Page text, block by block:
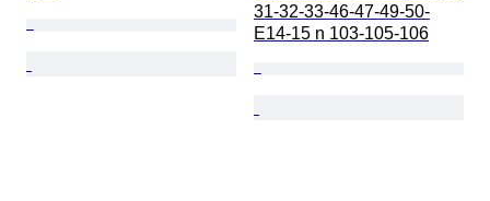
31-32-33-46-47-49-50-
E14-15 n 103-105-106